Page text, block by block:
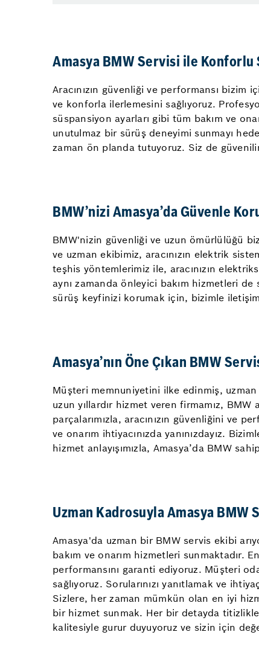
Amasya BMW Servisi ile Konforlu
Aracınızın güvenliği ve performansı bizim
ve konforla ilerlemesini sağlıyoruz.
süspansiyon ayarları gibi tüm bakım ve
unutulmaz bir sürüş deneyimi sunmayı
zaman ön planda tutuyoruz. Siz de
BMW’nizi Amasya’da Güvenle
BMW'nizin güvenliği ve uzun ömürlülüğü
ve uzman ekibimiz, aracınızın elektrik
teşhis yöntemlerimiz ile, aracınızın
aynı zamanda önleyici bakım hizmetleri
sürüş keyfinizi korumak için, bizimle
Amasya’nın Öne Çıkan BMW
Müşteri memnuniyetini ilke edinmiş,
uzun yıllardır hizmet veren firmamız,
parçalarımızla, aracınızın güvenliğini ve
ve onarım ihtiyacınızda yanınızdayız.
hizmet anlayışımızla, Amasya’da BMW
Uzman Kadrosuyla Amasya BMW
Amasya'da uzman bir BMW servis ekibi
bakım ve onarım hizmetleri sunmaktadır.
performansını garanti ediyoruz. Müşteri
sağlıyoruz. Sorularınızı yanıtlamak ve
Sizlere, her zaman mümkün olan en iyi
bir hizmet sunmak. Her bir detayda
kalitesiyle gurur duyuyoruz ve sizin için